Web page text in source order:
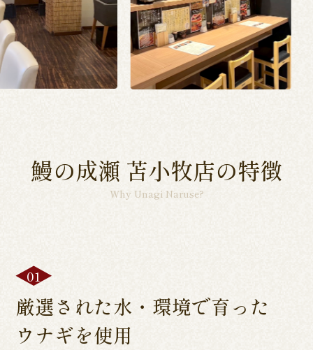
鰻の成瀬 苫小牧店の特徴
Why Unagi Naruse?
厳選された水・環境で育った
ウナギを使用